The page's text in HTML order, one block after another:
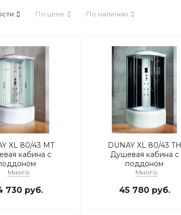
По цене По наличию
43 MT
кабина с
Много
730руб.
DUNAY XL 80/43 TH
Душевая кабина с
поддоном
Много
45 780руб.